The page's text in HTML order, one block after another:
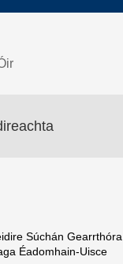
Súchán Gearrthóra
Éadomhain-Uisce